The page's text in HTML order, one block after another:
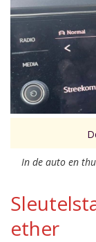
0.00 - 6.00 uur
Vorig uur
In de auto en
ether